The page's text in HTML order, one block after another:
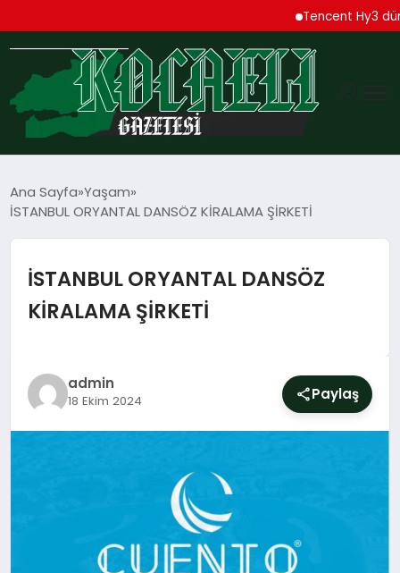
Tencent Hy3 dünya
EKONOMI
SPOR
SIYASET
Ana Sayfa Yaşam
İSTANBUL ORYANTAL DANSÖZ KİRALAMA ŞİRKETİ
İSTANBUL ORYANTAL DANSÖZ
KİRALAMA ŞİRKETİ
admin
18 Ekim 2024 Paylaş